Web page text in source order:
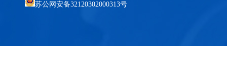
苏公网安备32120302000313号